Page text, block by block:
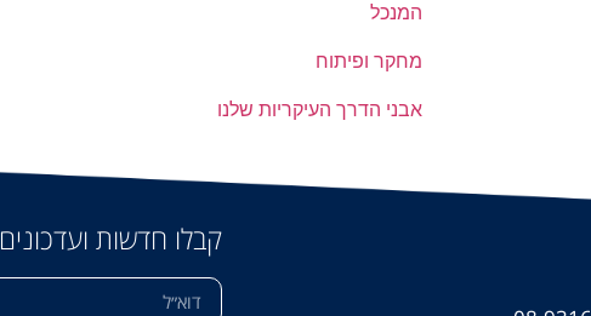
המנכל
מחקר ופיתוח
אבני הדרך העיקריות שלנו
קבלו חדשות ועדכונים